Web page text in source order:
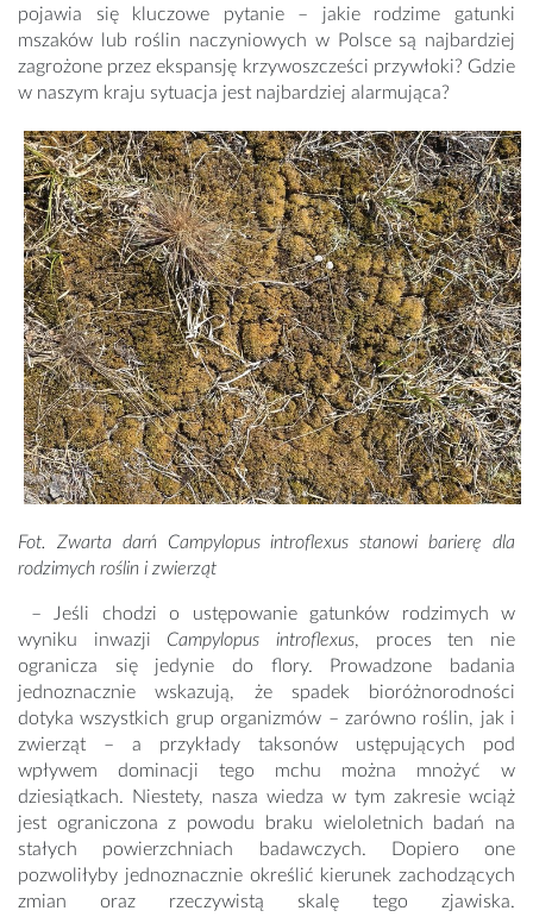
pojawia się kluczowe pytanie – jakie rodzime gatunki
mszaków lub roślin naczyniowych w Polsce są najbardziej
zagrożone przez ekspansję krzywoszcześci przywłoki? Gdzie
w naszym kraju sytuacja jest najbardziej alarmująca?
Fot. Zwarta darń Campylopus introflexus stanowi barierę dla
rodzimych roślin i zwierząt
– Jeśli chodzi o ustępowanie gatunków rodzimych w
wyniku inwazji Campylopus introflexus, proces ten nie
ogranicza się jedynie do flory. Prowadzone badania
jednoznacznie wskazują, że spadek bioróżnorodności
dotyka wszystkich grup organizmów – zarówno roślin, jak i
zwierząt – a przykłady taksonów ustępujących pod
wpływem dominacji tego mchu można mnożyć w
dziesiątkach. Niestety, nasza wiedza w tym zakresie wciąż
jest ograniczona z powodu braku wieloletnich badań na
stałych powierzchniach badawczych. Dopiero one
pozwoliłyby jednoznacznie określić kierunek zachodzących
zmian oraz rzeczywistą skalę tego zjawiska.